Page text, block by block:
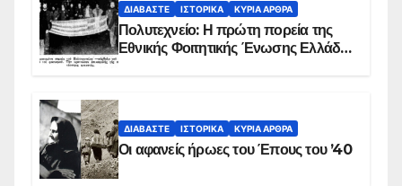
ΔΙΑΒΆΣΤΕ ΙΣΤΟΡΙΚΆ ΚΥΡΙΑ ΑΡΘΡΑ
Πολυτεχνείο: Η πρώτη πορεία της
Εθνικής Φοιτητικής Ένωσης Ελλάδος
ΔΙΑΒΆΣΤΕ ΙΣΤΟΡΙΚΆ ΚΥΡΙΑ ΑΡΘΡΑ
Οι αφανείς ήρωες του Έπους του ’40